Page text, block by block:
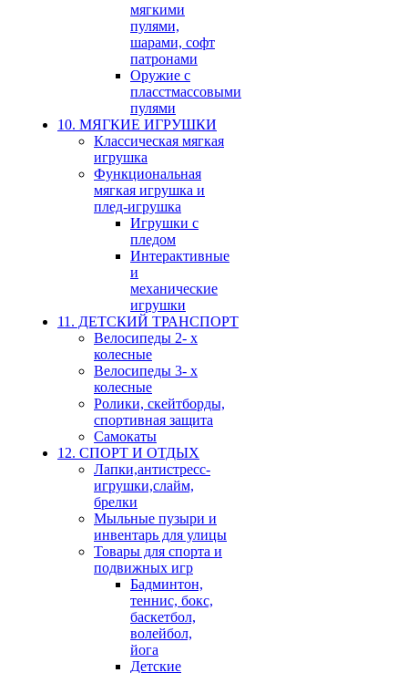
мягкими
пулями,
шарами, софт
патронами
Оружие с
пласстмассовыми
пулями
10. МЯГКИЕ ИГРУШКИ
Классическая мягкая
игрушка
Функциональная
мягкая игрушка и
плед-игрушка
Игрушки с
пледом
Интерактивные
и
механические
игрушки
11. ДЕТСКИЙ ТРАНСПОРТ
Велосипеды 2- х
колесные
Велосипеды 3- х
колесные
Ролики, скейтборды,
спортивная защита
Самокаты
12. СПОРТ И ОТДЫХ
Лапки,антистресс-
игрушки,слайм,
брелки
Мыльные пузыри и
инвентарь для улицы
Товары для спорта и
подвижных игр
Бадминтон,
теннис, бокс,
баскетбол,
волейбол,
йога
Детские